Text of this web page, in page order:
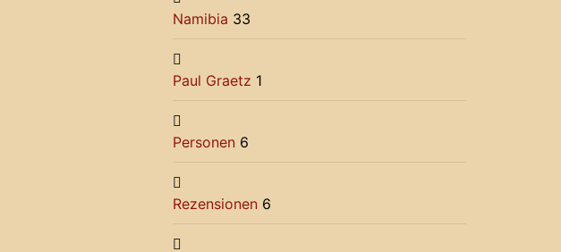
Namibia 33
Paul Graetz 1
Personen 6
Rezensionen 6